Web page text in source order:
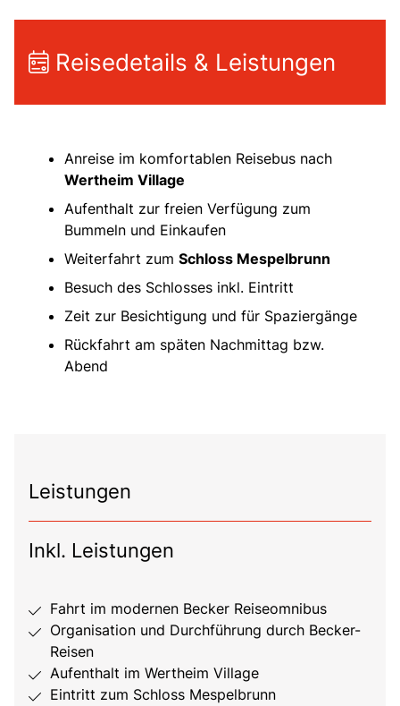
Reisedetails & Leistungen
Anreise im komfortablen Reisebus nach
Wertheim Village
Aufenthalt zur freien Verfügung zum
Bummeln und Einkaufen
Weiterfahrt zum Schloss Mespelbrunn
Besuch des Schlosses inkl. Eintritt
Zeit zur Besichtigung und für Spaziergänge
Rückfahrt am späten Nachmittag bzw.
Abend
Leistungen
Inkl. Leistungen
Fahrt im modernen Becker Reiseomnibus
Organisation und Durchführung durch Becker-
Reisen
Aufenthalt im Wertheim Village
Eintritt zum Schloss Mespelbrunn